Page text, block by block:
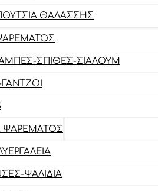
ΘΑΛΆΣΣΗΣ
ΣΠΊΘΕΣ-ΣΊΑΛΟΥΜ
ΨΑΡΈΜΑΤΟΣ
ΨΑΛΊΔΙΑ